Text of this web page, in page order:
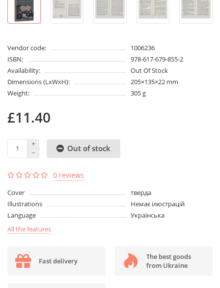
Vendor code:
1006236
ISBN:
978-617-679-855-2
Availability:
Out Of Stock
Dimensions (LxWxH):
205×135×22 mm
Weight:
305 g
£11.40
Out of stock
0 reviews
Cover
тверда
Illustrations
Немає ілюстрацій
Language
Українська
All the features
Fast delivery
The best goods
from Ukraine